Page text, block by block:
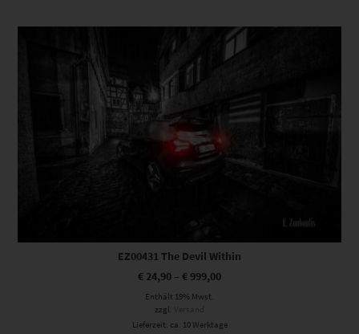
Dieses Produkt weist mehrere Varianten auf. Die Optionen können auf der Produktseite gewählt werden
EZ00431 The Devil Within
€ 24,90 – € 999,00
Enthält 19% Mwst.
zzgl.
Versand
Lieferzeit: ca. 10 Werktage